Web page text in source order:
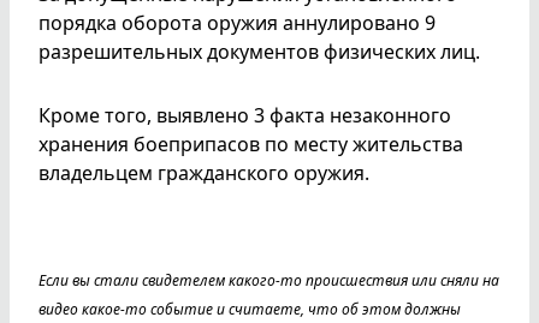
порядка оборота оружия аннулировано 9
разрешительных документов физических лиц.
Кроме того, выявлено 3 факта незаконного
хранения боеприпасов по месту жительства
владельцем гражданского оружия.
Если вы стали свидетелем какого-то происшествия или сняли на
видео какое-то событие и считаете, что об этом должны